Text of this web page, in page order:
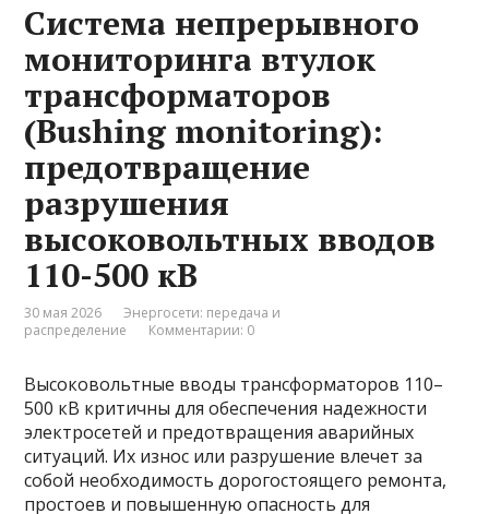
Система непрерывного
мониторинга втулок
трансформаторов
(Bushing monitoring):
предотвращение
разрушения
высоковольтных вводов
110-500 кВ
30 мая 2026
Энергосети: передача и
распределение
Комментарии: 0
Высоковольтные вводы трансформаторов 110–
500 кВ критичны для обеспечения надежности
электросетей и предотвращения аварийных
ситуаций. Их износ или разрушение влечет за
собой необходимость дорогостоящего ремонта,
простоев и повышенную опасность для